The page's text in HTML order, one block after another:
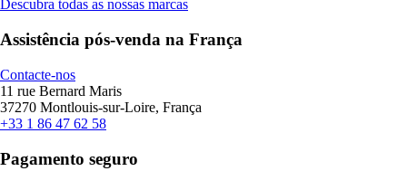
Descubra todas as nossas marcas
Assistência pós-venda na França
Contacte-nos
11 rue Bernard Maris
37270 Montlouis-sur-Loire, França
+33 1 86 47 62 58
Pagamento seguro